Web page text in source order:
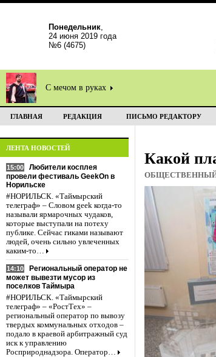
Понедельник,
24 июня 2019 года
№6 (4675)
С мечом в руках
ГЛАВНАЯ РЕДАКЦИЯ ПИСЬМО РЕДАКТОРУ
ЛЕНТА НОВОСТЕЙ
15:00
Любители косплея
провели фестиваль GeekOn в
Норильске
#НОРИЛЬСК. «Таймырский
телеграф» – Словом geek когда-то
называли ярмарочных чудаков,
которые выступали на потеху
публике. Сейчас гиками называют
людей, очень сильно увлеченных
каким-то…
14:10
Региональный оператор не
может вывезти мусор из
поселков Таймыра
#НОРИЛЬСК. «Таймырский
телеграф» – «РостТех» –
региональный оператор по вывозу
твердых коммунальных отходов –
подало в краевой арбитражный суд
иск к управлению
Росприроднадзора. Оператор…
Какой